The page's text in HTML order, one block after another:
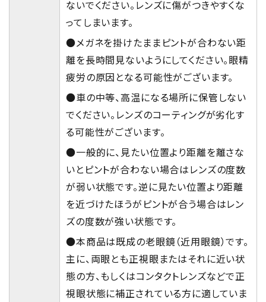
ないでください。レンズに傷がつきやすくな
ってしまいます。
●メガネを掛けたままピントが合わない距
離を長時間見ないようにしてください。眼精
疲労の原因となる可能性がございます。
●車の中等、高温になる場所に保管しない
でください。レンズのコーティングが劣化す
る可能性がございます。
●一般的に、見たい位置より距離を離さな
いとピントが合わない場合はレンズの度数
が弱い状態です。逆に見たい位置より距離
を近づけたほうがピントが合う場合はレン
ズの度数が強い状態です。
●本商品は既成の老眼鏡（近用眼鏡）です。
主に、両眼とも正視眼またはそれに近い状
態の方、もしくはコンタクトレンズなどで正
視眼状態に補正されている方に適していま